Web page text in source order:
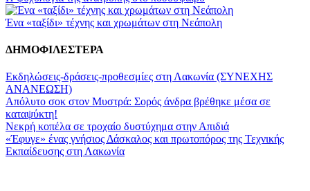
Ένα «ταξίδι» τέχνης και χρωμάτων στη Νεάπολη
ΔΗΜΟΦΙΛΕΣΤΕΡΑ
Εκδηλώσεις-δράσεις-προθεσμίες στη Λακωνία (ΣΥΝΕΧΗΣ
ΑΝΑΝΕΩΣΗ)
Απόλυτο σοκ στον Μυστρά: Σορός άνδρα βρέθηκε μέσα σε
καταψύκτη!
Νεκρή κοπέλα σε τροχαίο δυστύχημα στην Απιδιά
«Έφυγε» ένας γνήσιος Δάσκαλος και πρωτοπόρος της Τεχνικής
Εκπαίδευσης στη Λακωνία